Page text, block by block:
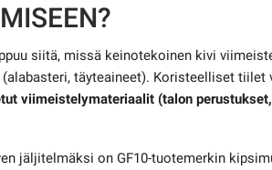
siitä, missä keinotekoinen kivi
täyteaineet). Koristeelliset tiilet
viimeistelymateriaalit (talon
jäljitelmäksi on GF10-tuotemerkin